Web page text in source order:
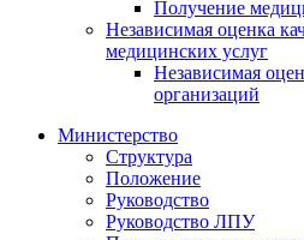
Получение
Независимая оценка
медицинских услуг
Независимая
организаций
Министерство
Структура
Положение
Руководство
Руководство ЛПУ